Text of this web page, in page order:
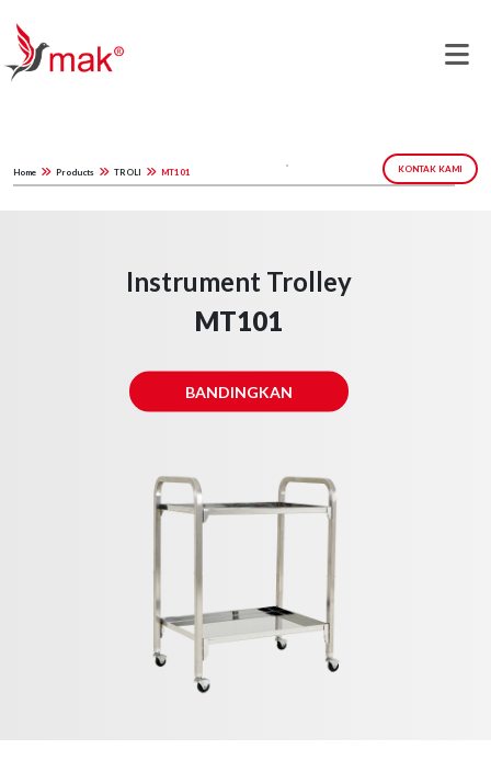
Home Products TROLI MT101 KONTAK KAMI
Instrument Trolley
MT101
BANDINGKAN